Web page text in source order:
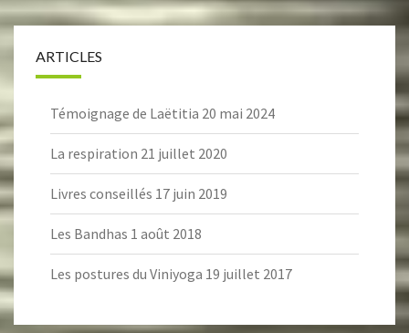
ARTICLES
Témoignage de Laëtitia 20 mai 2024
La respiration 21 juillet 2020
Livres conseillés 17 juin 2019
Les Bandhas 1 août 2018
Les postures du Viniyoga 19 juillet 2017